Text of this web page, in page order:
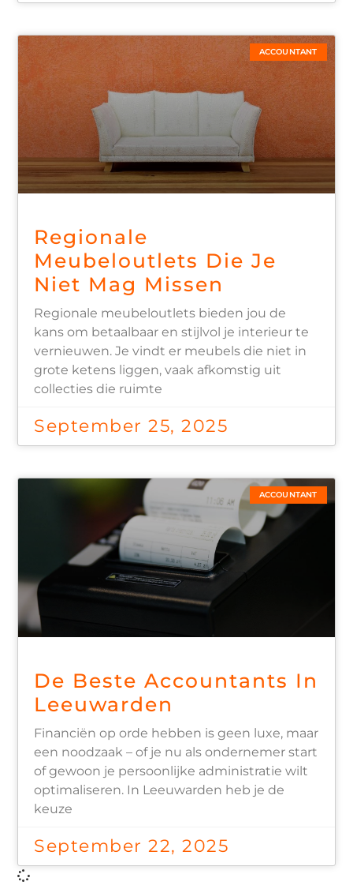
ACCOUNTANT
Regionale
Meubeloutlets Die Je
Niet Mag Missen
Regionale meubeloutlets bieden jou de
kans om betaalbaar en stijlvol je interieur te
vernieuwen. Je vindt er meubels die niet in
grote ketens liggen, vaak afkomstig uit
collecties die ruimte
September 25, 2025
ACCOUNTANT
De Beste Accountants In
Leeuwarden
Financiën op orde hebben is geen luxe, maar
een noodzaak – of je nu als ondernemer start
of gewoon je persoonlijke administratie wilt
optimaliseren. In Leeuwarden heb je de
keuze
September 22, 2025